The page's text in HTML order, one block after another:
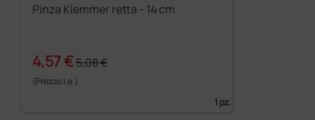
Pinza Klemmer retta - 14 cm
4,57 €5,08 €
(Prezzo i.e.)
1 pz.